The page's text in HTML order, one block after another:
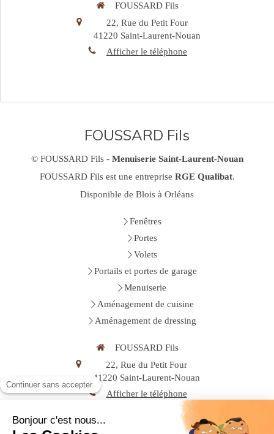
FOUSSARD Fils
22, Rue du Petit Four
41220 Saint-Laurent-Nouan
Afficher le téléphone
FOUSSARD Fils
© FOUSSARD Fils - Menuiserie Saint-Laurent-Nouan
FOUSSARD Fils est une entreprise RGE Qualibat.
Disponible de Blois à Orléans
Fenêtres
Portes
Volets
Portails et portes de garage
Menuiserie
Aménagement de cuisine
Aménagement de dressing
FOUSSARD Fils
22, Rue du Petit Four
41220 Saint-Laurent-Nouan
Afficher le téléphone